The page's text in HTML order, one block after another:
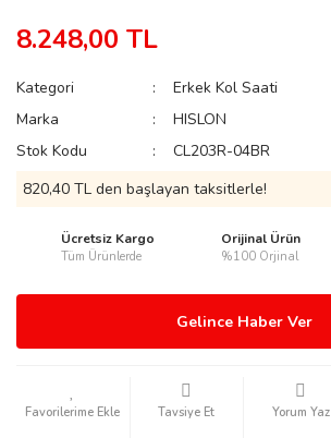
8.248,00 TL
Kategori
Erkek Kol Saati
Marka
HISLON
Stok Kodu
CL203R-04BR
820,40 TL den başlayan taksitlerle!
Ücretsiz Kargo
Tüm Ürünlerde
Orijinal Ürün
%100 Orjinal
Gelince Haber Ver
Tavsiye Et Yorum Yaz